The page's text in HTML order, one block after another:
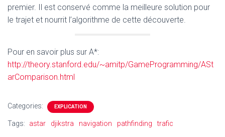
premier. Il est conservé comme la meilleure solution pour
le trajet et nourrit l’algorithme de cette découverte.
Pour en savoir plus sur A*:
http://theory.stanford.edu/~amitp/GameProgramming/ASt
arComparison.html
Categories: EXPLICATION
Tags: astar djikstra navigation pathfinding trafic